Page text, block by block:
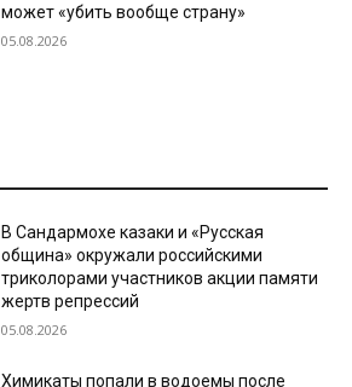
может «убить вообще страну»
05.08.2026
В Сандармохе казаки и «Русская
община» окружали российскими
триколорами участников акции памяти
жертв репрессий
05.08.2026
Химикаты попали в водоемы после